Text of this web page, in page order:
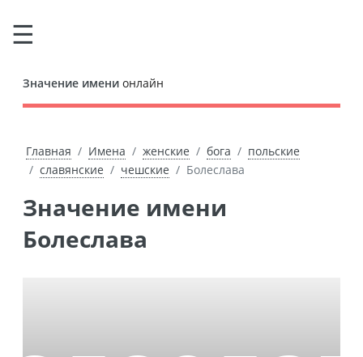
Значение имени онлайн
Главная Имена женские бога
польские
славянские
чешские Болеслава
Значение имени
Болеслава